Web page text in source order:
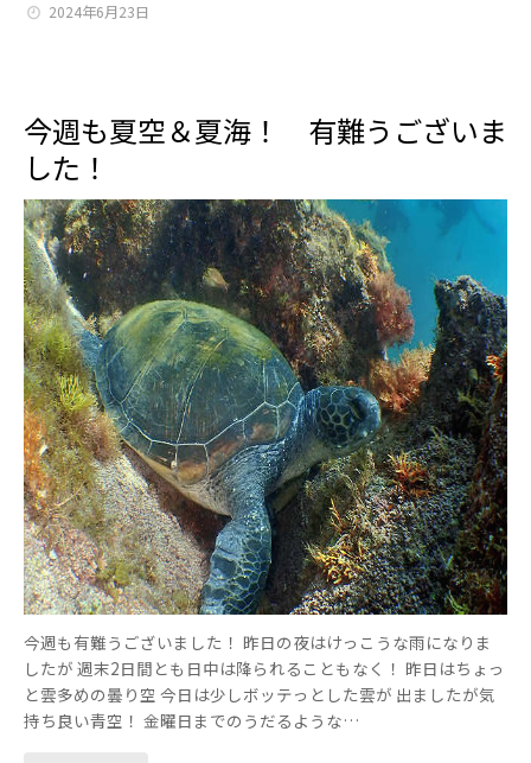
2024年6月23日
今週も夏空＆夏海！ 有難うございま
した！
今週も有難うございました！ 昨日の夜はけっこうな雨になりま
したが 週末2日間とも日中は降られることもなく！ 昨日はちょっ
と雲多めの曇り空 今日は少しボッテっとした雲が 出ましたが気
持ち良い青空！ 金曜日までのうだるような…